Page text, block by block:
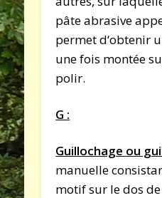
pâte abrasive
permet d‘obtenir
une fois montée
polir.
G :
Guillochage ou
manuelle
motif sur le dos